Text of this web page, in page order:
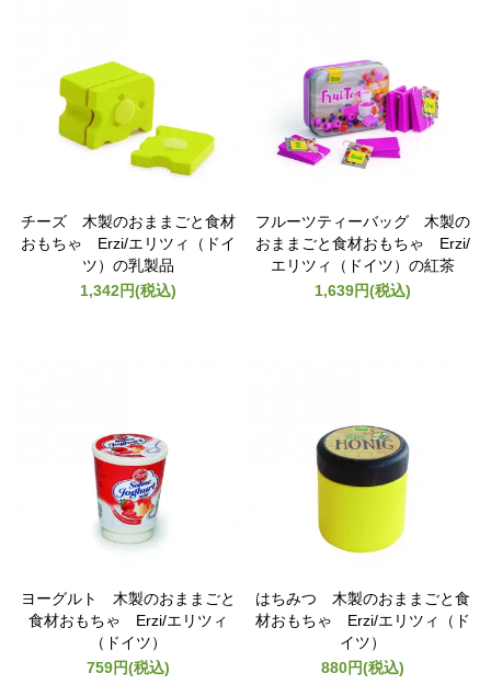
チーズ 木製のおままごと食材
おもちゃ Erzi/エリツィ（ドイ
ツ）の乳製品
1,342円(税込)
フルーツティーバッグ 木製の
おままごと食材おもちゃ Erzi/
エリツィ（ドイツ）の紅茶
1,639円(税込)
ヨーグルト 木製のおままごと
食材おもちゃ Erzi/エリツィ
（ドイツ）
759円(税込)
はちみつ 木製のおままごと食
材おもちゃ Erzi/エリツィ（ド
イツ）
880円(税込)